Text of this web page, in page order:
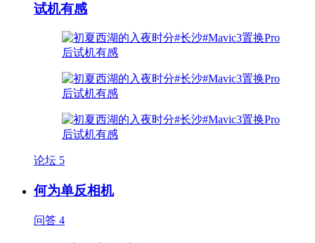
试机有感
论坛 5
何为单反相机
问答 4